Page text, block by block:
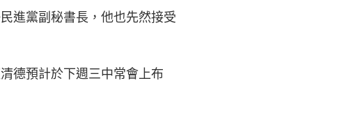
進黨副秘書長，他也先然接受
德預計於下週三中常會上布